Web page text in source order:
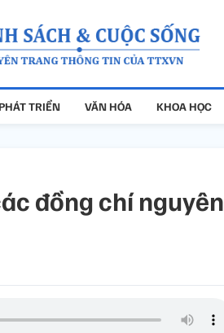
TRIỂN VĂN HÓA KHOA HỌC
đồng chí nguyên